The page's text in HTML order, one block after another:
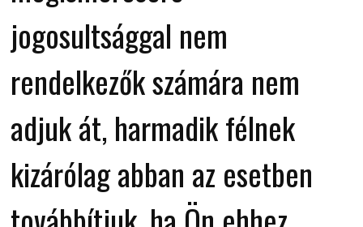
jogosultsággal nem
rendelkezők számára nem
adjuk át, harmadik félnek
kizárólag abban az esetben